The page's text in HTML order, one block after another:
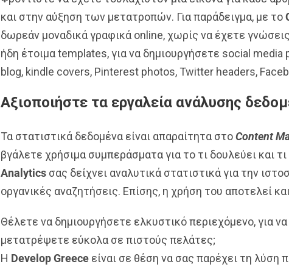
και στην αύξηση των μετατροπών. Για παράδειγμα, με το
δωρεάν μοναδικά γραφικά online, χωρίς να έχετε
ήδη έτοιμα templates, για να δημιουργήσετε social
blog, kindle covers, Pinterest photos, Twitter headers,
Αξιοποιήστε τα εργαλεία ανάλυσης
Τα στατιστικά δεδομένα είναι απαραίτητα στοContent
βγάλετε χρήσιμα συμπεράσματα για το τι δουλεύει και
Analytics σας δείχνει αναλυτικά στατιστικά για την
οργανικές αναζητήσεις. Επίσης, η χρήση του αποτελεί
Θέλετε να δημιουργήσετε ελκυστικό περιεχόμενο, για
μετατρέψετε εύκολα σε πιστούς πελάτες;
H Develop Greece είναι σε θέση να σας παρέχει τη λύση